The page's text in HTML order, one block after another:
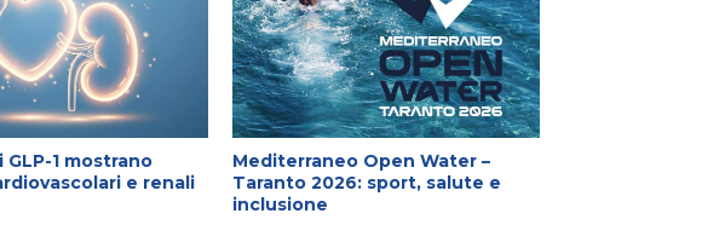
GLP-1 mostrano
e renali
Mediterraneo Open Water –
Taranto 2026: sport, salute e
inclusione